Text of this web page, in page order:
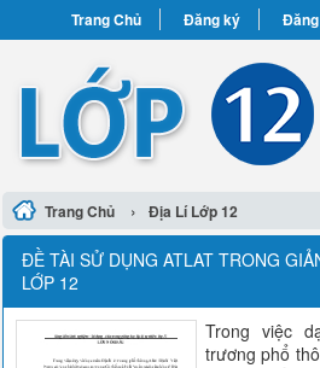
Trang Chủ Đăng ký
Trang Chủ › Địa Lí Lớp 12
ĐỀ TÀI SỬ DỤNG ATLAT TRONG
LỚP 12
Trong việc
trương phổ